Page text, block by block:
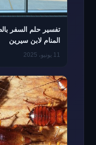
تفسير حلم السفر
المنام لابن سيرين
11 يونيو، 2025